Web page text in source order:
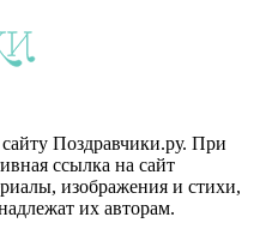
Поздравчики.ру. При
ссылка на сайт
изображения и стихи,
их авторам.